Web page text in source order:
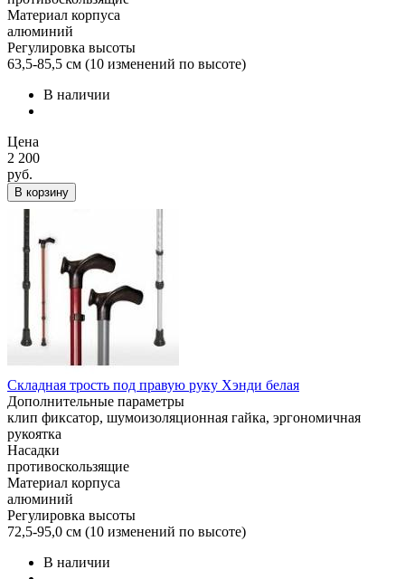
Материал корпуса
алюминий
Регулировка высоты
63,5-85,5 см (10 изменений по высоте)
В наличии
Цена
2 200
руб.
В корзину
Складная трость под правую руку Хэнди белая
Дополнительные параметры
клип фиксатор, шумоизоляционная гайка, эргономичная
рукоятка
Насадки
противоскользящие
Материал корпуса
алюминий
Регулировка высоты
72,5-95,0 см (10 изменений по высоте)
В наличии